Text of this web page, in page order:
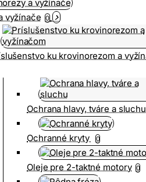
vyžínače 0
ku krovinorezom a
Ochrana hlavy, tváre a sluchu
Ochranné kryty 0
Oleje pre 2-taktné motory 0